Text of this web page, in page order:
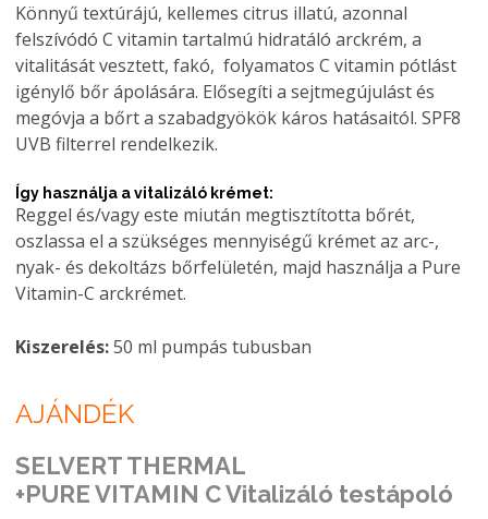
Könnyű textúrájú, kellemes citrus illatú, azonnal
felszívódó C vitamin tartalmú hidratáló arckrém, a
vitalitását vesztett, fakó, folyamatos C vitamin pótlást
igénylő bőr ápolására. Elősegíti a sejtmegújulást és
megóvja a bőrt a szabadgyökök káros hatásaitól. SPF8
UVB filterrel rendelkezik.
Így használja a vitalizáló krémet:
Reggel és/vagy este miután megtisztította bőrét,
oszlassa el a szükséges mennyiségű krémet az arc-,
nyak- és dekoltázs bőrfelületén, majd használja a Pure
Vitamin-C arckrémet.
Kiszerelés:50 ml pumpás tubusban
AJÁNDÉK
SELVERT THERMAL
+PURE VITAMIN C Vitalizáló testápoló